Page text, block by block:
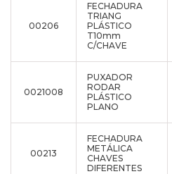
00206
FECHADURA
TRIANG
PLÁSTICO
T10mm
C/CHAVE
0021008
PUXADOR
RODAR
PLÁSTICO
PLANO
00213
FECHADURA
METÁLICA
CHAVES
DIFERENTES